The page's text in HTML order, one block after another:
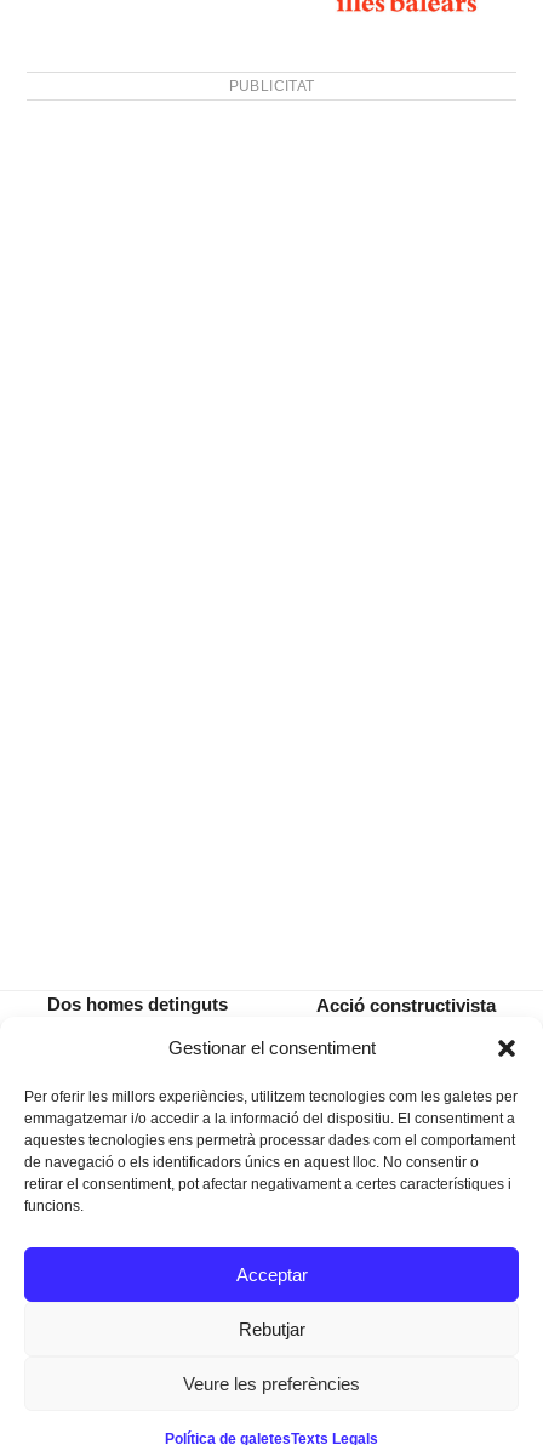
Gestionar el consentiment
Per oferir les millors experiències, utilitzem tecnologies com les galetes per
emmagatzemar i/o accedir a la informació del dispositiu. El consentiment a
aquestes tecnologies ens permetrà processar dades com el comportament
de navegació o els identificadors únics en aquest lloc. No consentir o
retirar el consentiment, pot afectar negativament a certes característiques i
funcions.
Acceptar
Rebutjar
Veure les preferències
Política de galetesTexts Legals
PUBLICITAT
Dos homes detinguts
dona a Manacor
next
Acció constructivista
contextualització (Vol.1)
Instagram
Facebook
Twitter
Texts Legals